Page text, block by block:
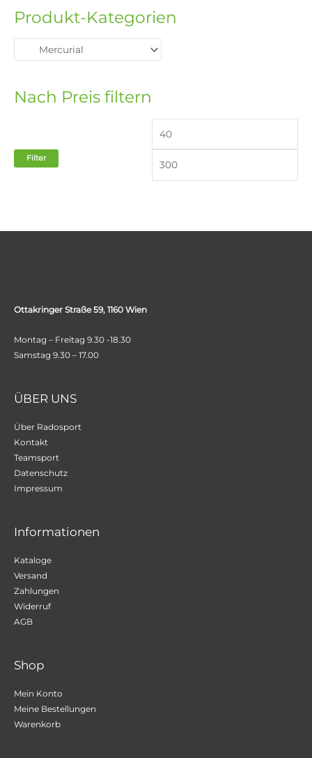
Produkt-Kategorien
Nach Preis filtern
Filter
Ottakringer Straße 59, 1160 Wien
Montag – Freitag 9.30 -18.30
Samstag 9.30 – 17.00
ÜBER UNS
Über Radosport
Kontakt
Teamsport
Datenschutz
Impressum
Informationen
Kataloge
Versand
Zahlungen
Widerruf
AGB
Shop
Mein Konto
Meine Bestellungen
Warenkorb